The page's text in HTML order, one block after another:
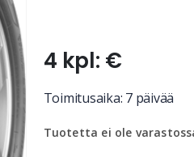
4 kpl: €
Toimitusaika: 7 päivää
Tuotetta ei ole